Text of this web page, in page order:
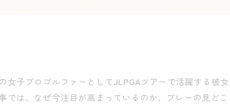
女子プロゴルファーとしてJLPGAツアーで活躍する彼
は、なぜ今注目が高まっているのか、プレーの見ど